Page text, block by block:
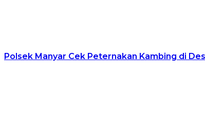
Polsek Manyar Cek Peternakan Kambing di